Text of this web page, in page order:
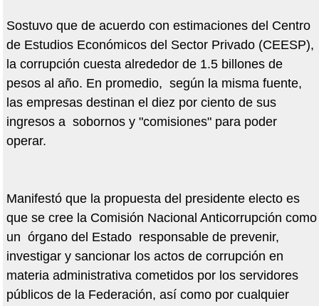
Sostuvo que de acuerdo con estimaciones del Centro
de Estudios Económicos del Sector Privado (CEESP),
la corrupción cuesta alrededor de 1.5 billones de
pesos al año. En promedio, según la misma fuente,
las empresas destinan el diez por ciento de sus
ingresos a sobornos y "comisiones" para poder
operar.
Manifestó que la propuesta del presidente electo es
que se cree la Comisión Nacional Anticorrupción como
un órgano del Estado responsable de prevenir,
investigar y sancionar los actos de corrupción en
materia administrativa cometidos por los servidores
públicos de la Federación, así como por cualquier